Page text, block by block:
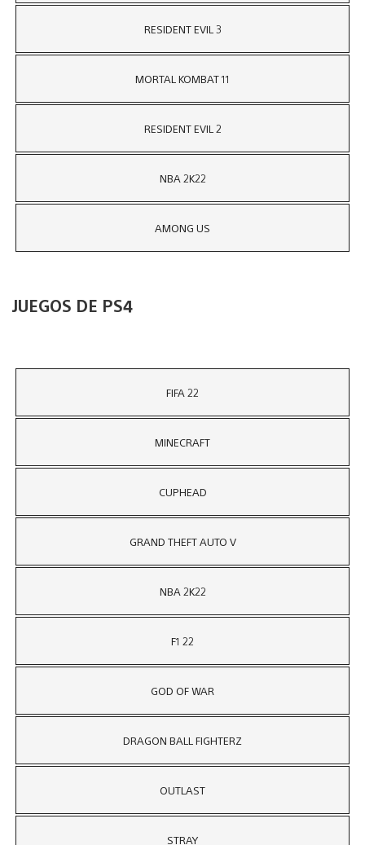
RESIDENT EVIL 3
MORTAL KOMBAT 11
RESIDENT EVIL 2
NBA 2K22
AMONG US
JUEGOS DE PS4
FIFA 22
MINECRAFT
CUPHEAD
GRAND THEFT AUTO V
NBA 2K22
F1 22
GOD OF WAR
DRAGON BALL FIGHTERZ
OUTLAST
STRAY